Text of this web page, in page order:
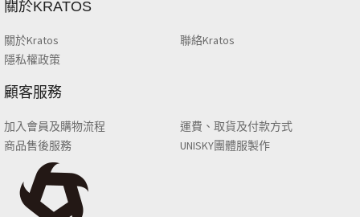
關於KRATOS
關於Kratos
聯絡Kratos
隱私權政策
顧客服務
加入會員及購物流程
運費、取貨及付款方式
商品售後服務
UNISKY團體服製作